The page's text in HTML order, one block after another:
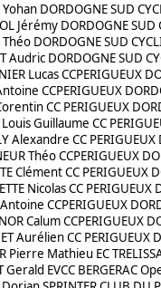
Yohan DORDOGNE SUD
Jérémy DORDOGNE SUD
Théo DORDOGNE SUD
Audric DORDOGNE SUD
Lucas CCPERIGUEUX
CCPERIGUEUX
CC PERIGUEUX
Guillaume CC
Alexandre CC
Théo CCPERIGUEUX
Clément CC PERIGUEUX
Nicolas CC
CCPERIGUEUX
Calum CCPERIGUEUX
Aurélien CC PERIGUEUX
Pierre Mathieu EC
Gerald EVCC BERGERAC